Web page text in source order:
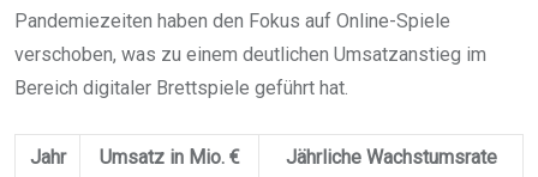
Pandemiezeiten haben den Fokus auf Online-Spiele
verschoben, was zu einem deutlichen Umsatzanstieg im
Bereich digitaler Brettspiele geführt hat.
Jahr Umsatz in Mio. € Jährliche Wachstumsrate